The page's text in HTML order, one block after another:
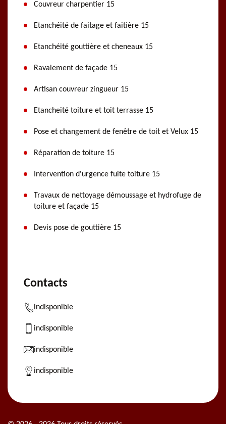
Couvreur charpentier 15
Etanchéité de faitage et faitière 15
Etanchéité gouttière et cheneaux 15
Ravalement de façade 15
Artisan couvreur zingueur 15
Etancheité toiture et toit terrasse 15
Pose et changement de fenêtre de toit et Velux 15
Réparation de toiture 15
Intervention d'urgence fuite toiture 15
Travaux de nettoyage démoussage et hydrofuge de
toiture et façade 15
Devis pose de gouttière 15
Contacts
indisponible
indisponible
indisponible
indisponible